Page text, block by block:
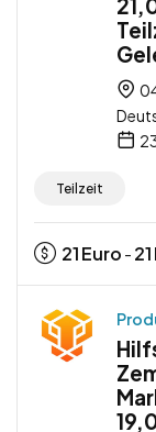
Teilzeit
21Euro - 21